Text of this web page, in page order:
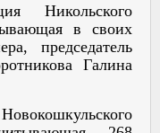
Никольского
в своих
председатель
Галина